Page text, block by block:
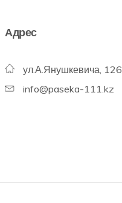
Адрес
ул.А.Янушкевича, 126
info@paseka-111.kz